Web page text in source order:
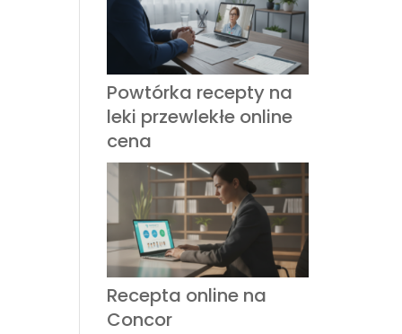
Powtórka recepty na
leki przewlekłe online
cena
Recepta online na
Concor